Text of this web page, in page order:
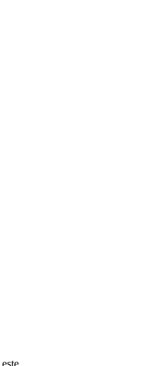
este